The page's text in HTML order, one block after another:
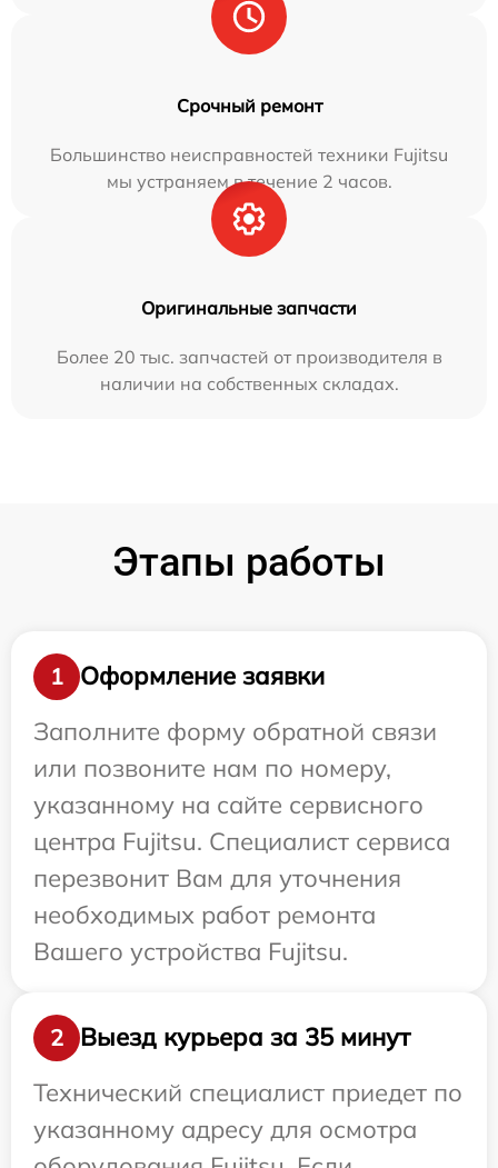
Срочный ремонт
Большинство неисправностей техники Fujitsu
мы устраняем в течение 2 часов.
Оригинальные запчасти
Более 20 тыс. запчастей от производителя в
наличии на собственных складах.
Этапы работы
1
Оформление заявки
Заполните форму обратной связи
или позвоните нам по номеру,
указанному на сайте сервисного
центра Fujitsu. Специалист сервиса
перезвонит Вам для уточнения
необходимых работ ремонта
Вашего устройства Fujitsu.
2
Выезд курьера за 35 минут
Технический специалист приедет по
указанному адресу для осмотра